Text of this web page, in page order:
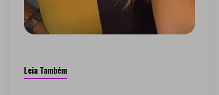
Leia Também